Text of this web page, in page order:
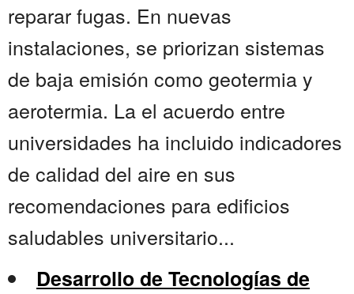
reparar fugas. En nuevas
instalaciones, se priorizan sistemas
de baja emisión como geotermia y
aerotermia. La el acuerdo entre
universidades ha incluido indicadores
de calidad del aire en sus
recomendaciones para edificios
saludables universitario...
Desarrollo de Tecnologías de